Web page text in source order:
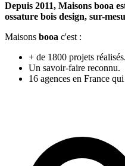
Depuis 2011, Maisons booa
ossature bois design, sur-
Maisons booa c'est :
+ de 1800 projets réalisés.
Un savoir-faire reconnu.
16 agences en France